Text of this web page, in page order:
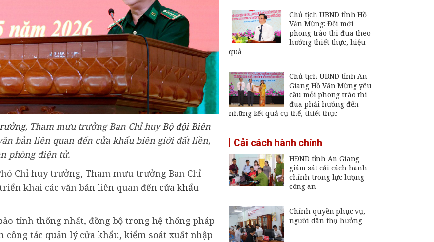
, Tham mưu trưởng Ban Chỉ huyBộ đội Biên
bản liên quan đến cửa khẩu biên giới đất liền,
phòng điện tử.
Chỉ huy trưởng, Tham mưu trưởng Ban Chỉ
khai các văn bản liên quan đến cửa khẩu
tính thống nhất, đồng bộ trong hệ thống pháp
công tác quản lý cửa khẩu, kiểm soát xuất nhập
Chính ủy Bộ Chỉ huy
Quân sự tỉnh An
Giang
Thường trực UBND
An Thới hoạt động trở
lại
An Giang chốt hạn
vận hành nhà máy xử
lý rác Long Xuyên,
trễ sẽ thu hồi dự án
Vòng, Dương Đông để
phát triển Phú Quốc
Chủ tịch UBND tỉnh Hồ
Văn Mừng: Đổi mới
phong trào thi đua theo
hướng thiết thực, hiệu
quả
Chủ tịch UBND tỉnh An
Giang Hồ Văn Mừng yêu
cầu mỗi phong trào thi
đua phải hướng đến
những kết quả cụ thể, thiết thực
Cải cách hành chính
HĐND tỉnh An Giang
giám sát cải cách hành
chính trong lực lượng
công an
Chính quyền phục vụ,
người dân thụ hưởng